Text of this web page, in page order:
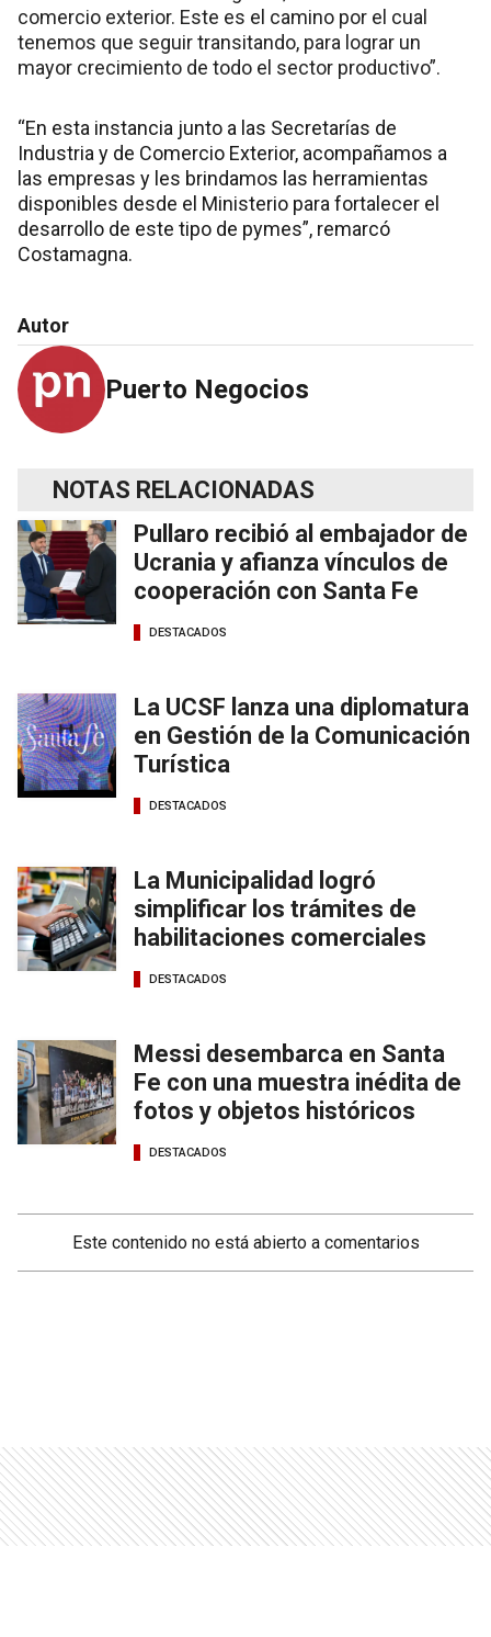
comercio exterior. Este es el camino por el cual
tenemos que seguir transitando, para lograr un
mayor crecimiento de todo el sector productivo”.
“En esta instancia junto a las Secretarías de
Industria y de Comercio Exterior, acompañamos a
las empresas y les brindamos las herramientas
disponibles desde el Ministerio para fortalecer el
desarrollo de este tipo de pymes”, remarcó
Costamagna.
Autor
Puerto Negocios
NOTAS RELACIONADAS
Pullaro recibió al embajador de
Ucrania y afianza vínculos de
cooperación con Santa Fe
DESTACADOS
La UCSF lanza una diplomatura
en Gestión de la Comunicación
Turística
DESTACADOS
La Municipalidad logró
simplificar los trámites de
habilitaciones comerciales
DESTACADOS
Messi desembarca en Santa
Fe con una muestra inédita de
fotos y objetos históricos
DESTACADOS
Este contenido no está abierto a comentarios